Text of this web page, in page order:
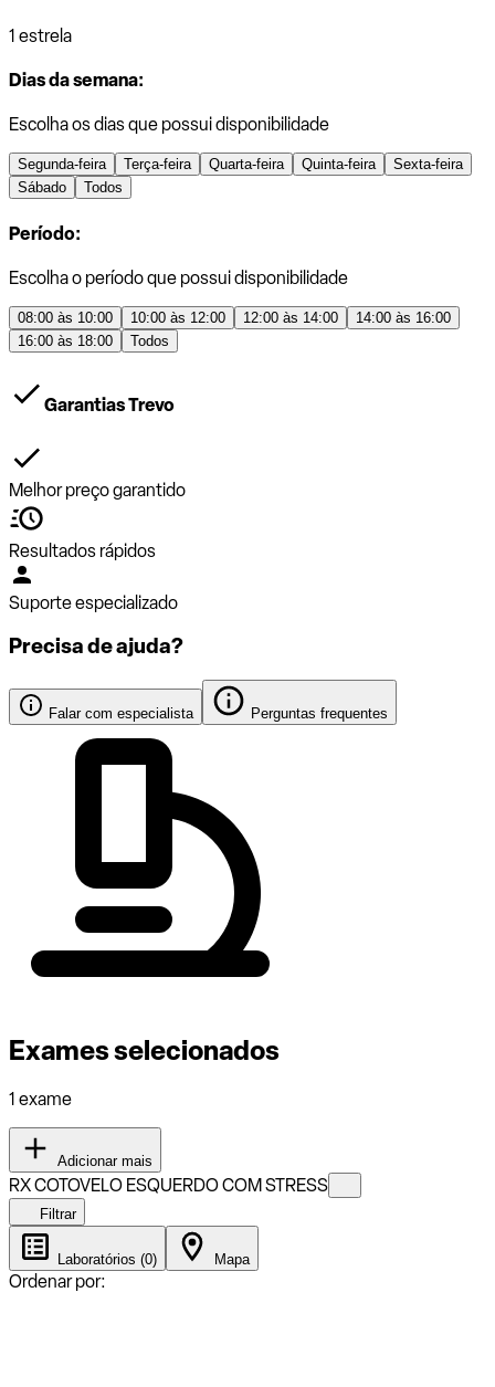
1 estrela
Dias da semana:
Escolha os dias que possui disponibilidade
Segunda-feira Terça-feira Quarta-feira Quinta-feira
Sexta-feira
Sábado
Todos
Período:
Escolha o período que possui disponibilidade
08:00 às 10:00 10:00 às 12:00 12:00 às 14:00
14:00 às 16:00
16:00 às 18:00
Todos
Garantias Trevo
Melhor preço garantido
Resultados rápidos
Suporte especializado
Precisa de ajuda?
Falar com especialista Perguntas frequentes
Exames selecionados
1 exame
Adicionar mais
RX COTOVELO ESQUERDO COM STRESS
Filtrar
Laboratórios (0) Mapa
Ordenar por: